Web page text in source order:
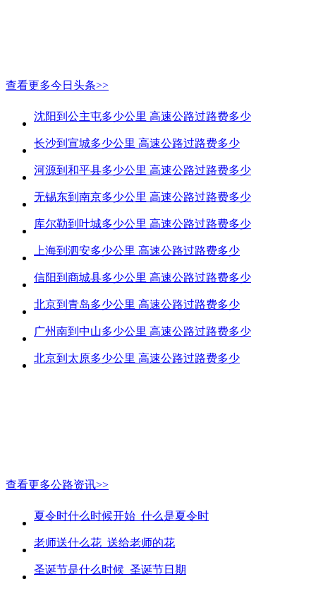
查看更多今日头条>>
沈阳到公主屯多少公里 高速公路过路费多少
长沙到宣城多少公里 高速公路过路费多少
河源到和平县多少公里 高速公路过路费多少
无锡东到南京多少公里 高速公路过路费多少
库尔勒到叶城多少公里 高速公路过路费多少
上海到泗安多少公里 高速公路过路费多少
信阳到商城县多少公里 高速公路过路费多少
北京到青岛多少公里 高速公路过路费多少
广州南到中山多少公里 高速公路过路费多少
北京到太原多少公里 高速公路过路费多少
查看更多公路资讯>>
夏令时什么时候开始_什么是夏令时
老师送什么花_送给老师的花
圣诞节是什么时候_圣诞节日期